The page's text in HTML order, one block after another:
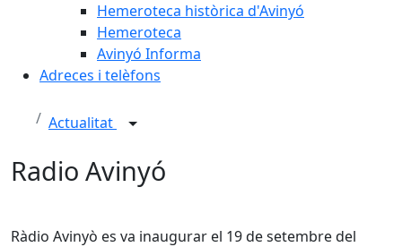
Hemeroteca històrica d'Avinyó
Hemeroteca
Avinyó Informa
Adreces i telèfons
Actualitat
Radio Avinyó
Ràdio Avinyò es va inaugurar el 19 de setembre del